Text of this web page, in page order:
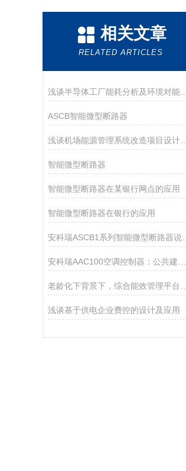
相关文章
RELATED ARTICLES
浅谈半导体工厂能耗分析及环境对能耗的影响
ASCB智能微型断路器
浅谈机场能源管理系统改造项目设计思路
智能微型断路器
智能微型断路器在某银行网点的应用
智能微型断路器在银行的应用
安科瑞ASCB1系列智能微型断路器说明介绍
浅谈基于供电企业费控的设计及应用